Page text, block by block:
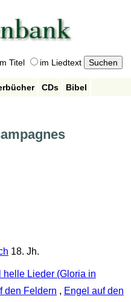
Titel im Liedtext
CDs
Bibel
18. Jh.
helle Lieder (Gloria in
den Feldern , Engel auf den